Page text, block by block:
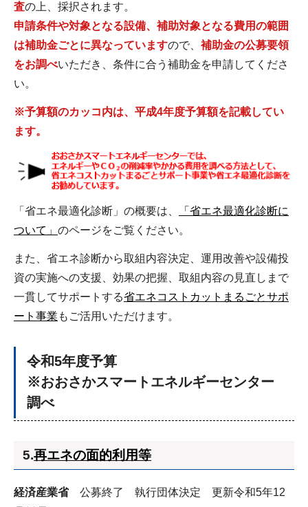
査の上、採択されます。
申請条件や対象となる設備、補助対象となる費用の範囲
は補助金ごとに異なっていますので、 補助金の公募要領
をお調べいただき、条件に合う補助金を申請してくださ
い。
※予算額のカッコ内は、平成4年度予算額を記載してい
ます。
「省エネ最適化診断」の概要は、
「省エネ最適化診断に
ついて」 のページをご覧ください。
また、省エネ診断から取組内容決定、運用改善や設備投
資の実施への支援、効果の把握、取組内容の見直しまで
一貫してサポートする省エネコストカットまるごとサポ
ート事業 もご活用いただけます。
令和5年度予算
※おおさかスマートエネルギーセンター
調べ
5.再エネの面的利用等
経済産業省公募終了 執行団体決定 更新令和5年12